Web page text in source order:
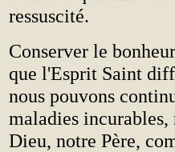
ressuscité.
Conserver le
que l'Esprit Saint
nous pouvons
maladies
Dieu, notre Père,